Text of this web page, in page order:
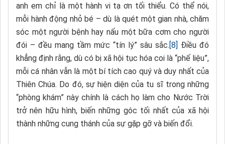
anh em chỉ là một hành vi tạ ơn tối thiểu. Có thể nói,
mỗi hành động nhỏ bé – dù là quét một gian nhà, chăm
sóc một người bệnh hay nấu một bữa cơm cho người
đói – đều mang tầm mức “tín lý” sâu sắc.[8] Điều đó
khẳng định rằng, dù có bị xã hội tục hóa coi là “phế liệu”,
mỗi cá nhân vẫn là một bí tích cao quý và duy nhất của
Thiên Chúa. Do đó, sự hiện diện của tu sĩ trong những
“phòng khám” này chính là cách họ làm cho Nước Trời
trở nên hữu hình, biến những góc tối nhất của xã hội
thành những cung thánh của sự gặp gỡ và biến đổi.